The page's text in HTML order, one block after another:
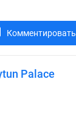
Комментировать
Palace